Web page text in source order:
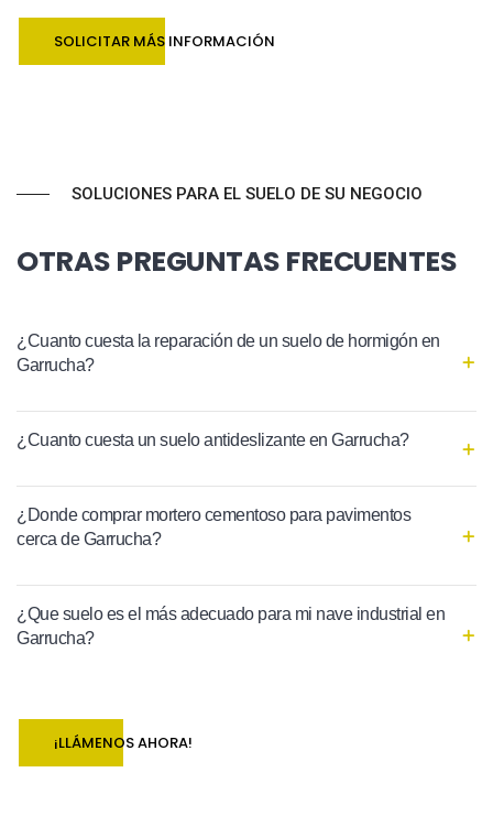
SOLICITAR MÁS INFORMACIÓN
SOLUCIONES PARA EL SUELO DE SU NEGOCIO
OTRAS PREGUNTAS FRECUENTES
¿Cuanto cuesta la reparación de un suelo de hormigón en
Garrucha?
¿Cuanto cuesta un suelo antideslizante en Garrucha?
¿Donde comprar mortero cementoso para pavimentos
cerca de Garrucha?
¿Que suelo es el más adecuado para mi nave industrial en
Garrucha?
¡LLÁMENOS AHORA!